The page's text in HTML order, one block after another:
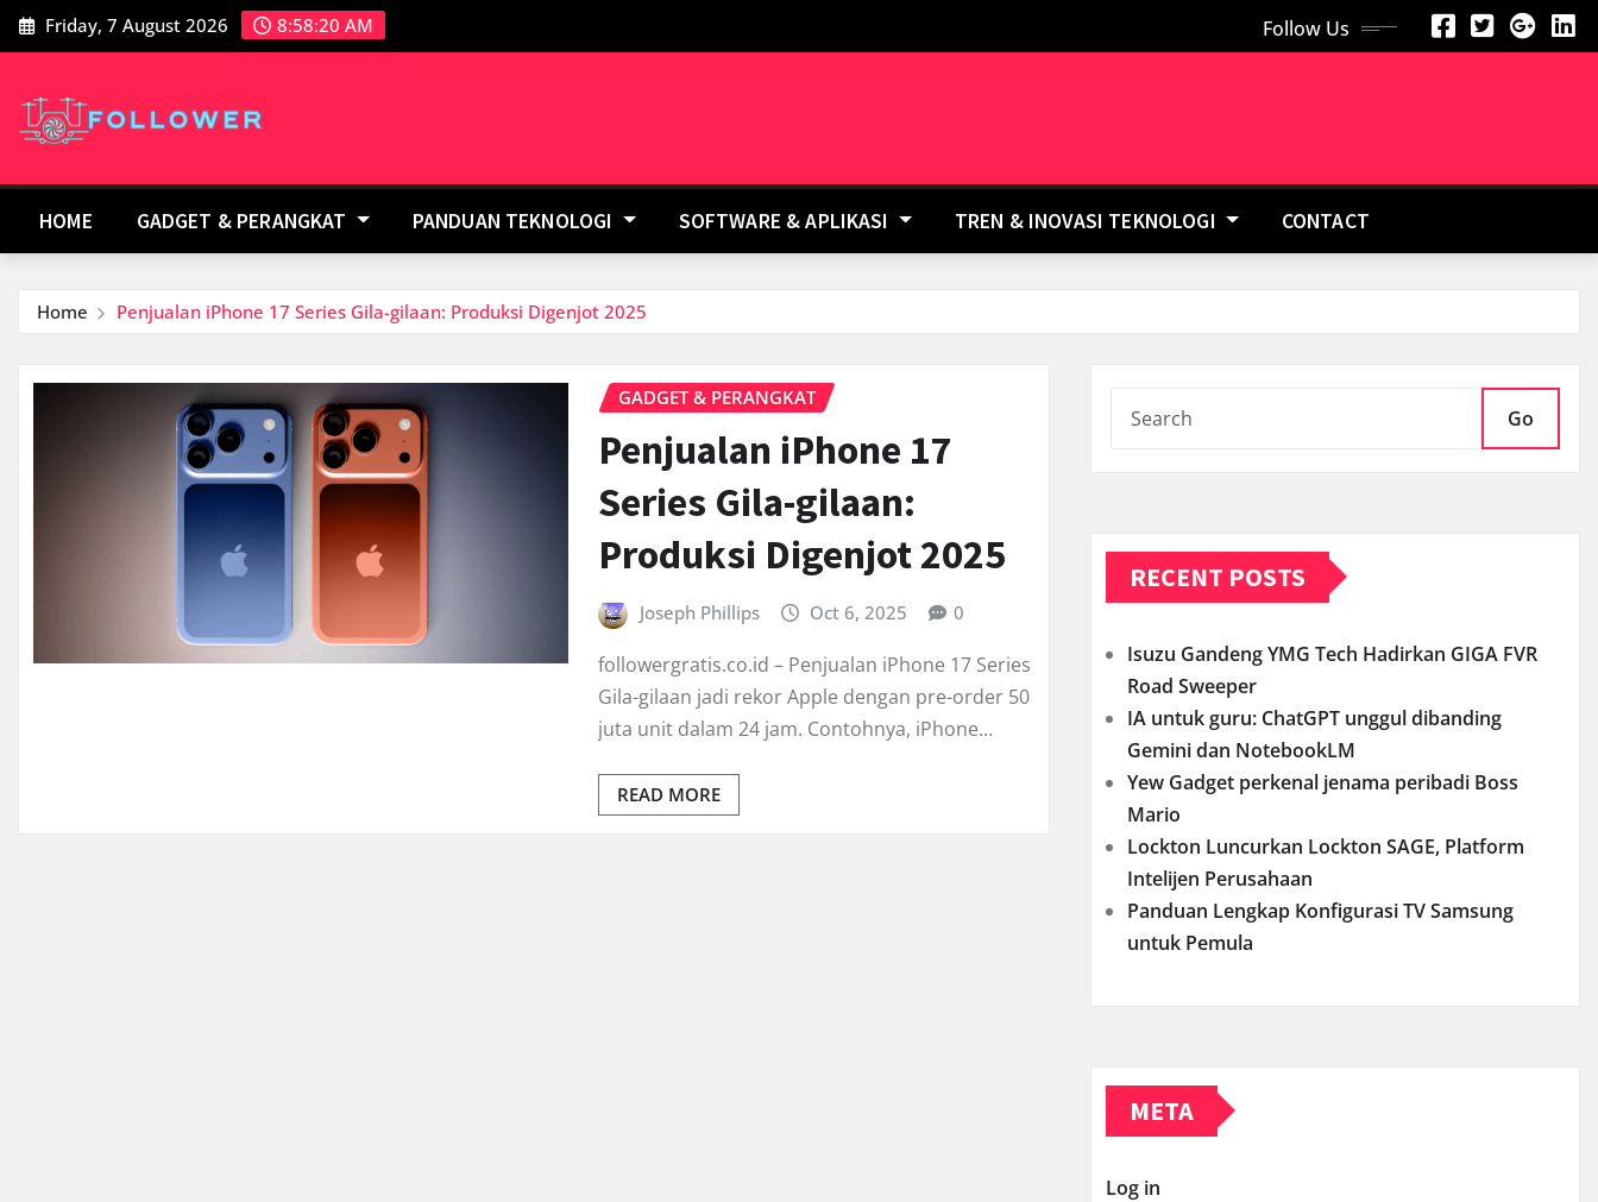
Skip
to
Friday, 7 August 2026 8:58:21 AM Follow Us
HOME GADGET & PERANGKAT PANDUAN TEKNOLOGI SOFTWARE & APLIKASI TREN & INOVASI TEKNOLOGI CONTACT
Home Penjualan iPhone 17 Series Gila-gilaan: Produksi Digenjot 2025
GADGET & PERANGKAT
Penjualan iPhone 17
Series Gila-gilaan:
Produksi Digenjot 2025
Joseph Phillips Oct 6, 2025 0
followergratis.co.id – Penjualan iPhone 17 Series
Gila-gilaan jadi rekor Apple dengan pre-order 50
juta unit dalam 24 jam. Contohnya, iPhone…
READ MORE
Go
RECENT POSTS
Isuzu Gandeng YMG Tech Hadirkan GIGA FVR
Road Sweeper
IA untuk guru: ChatGPT unggul dibanding
Gemini dan NotebookLM
Yew Gadget perkenal jenama peribadi Boss
Mario
Lockton Luncurkan Lockton SAGE, Platform
Intelijen Perusahaan
Panduan Lengkap Konfigurasi TV Samsung
untuk Pemula
META
Log in